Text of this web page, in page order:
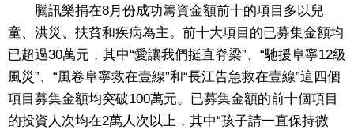
騰訊樂捐在8月份成功籌資金額前十的項目多以兒
童、洪災、扶貧和疾病為主。前十大項目的已募集金額均
已超過30萬元，其中“愛讓我們挺直脊梁”、“馳援阜寧12級
風災”、“風卷阜寧救在壹線”和“長江告急救在壹線”這四個
項目募集金額均突破100萬元。已募集金額的前十個項目
的投資人次均在2萬人次以上，其中“孩子請一直保持微